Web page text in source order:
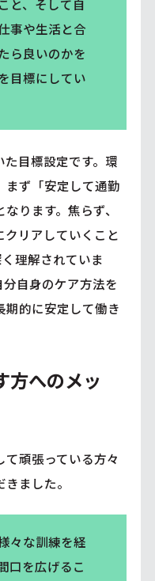
と、そして自
事や生活と合
ら良いのかを
目標にしてい
目標設定です。環
まず「安定して通勤
ります。焦らず、
リアしていくこと
理解されていま
自身のケア方法を
期的に安定して働き
方へのメッ
頑張っている方々
ました。
々な訓練を経
口を広げるこ